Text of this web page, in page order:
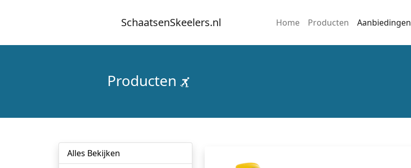
SchaatsenSkeelers.nl Home Producten Aanbiedingen
Producten
Alles Bekijken